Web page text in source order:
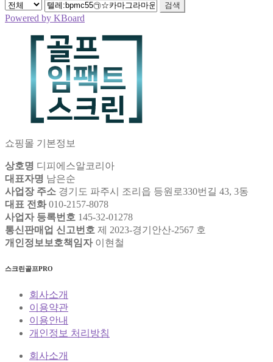
검색
Powered by KBoard
쇼핑몰 기본정보
상호명 디피에스알코리아
대표자명 남은순
사업장 주소 경기도 파주시 조리읍 등원로330번길 43, 3동
대표 전화010-2157-8078
사업자 등록번호 145-32-01278
통신판매업 신고번호 제 2023-경기안산-2567 호
개인정보보호책임자이현철
스크린골프PRO
회사소개
이용약관
이용안내
개인정보 처리방침
회사소개